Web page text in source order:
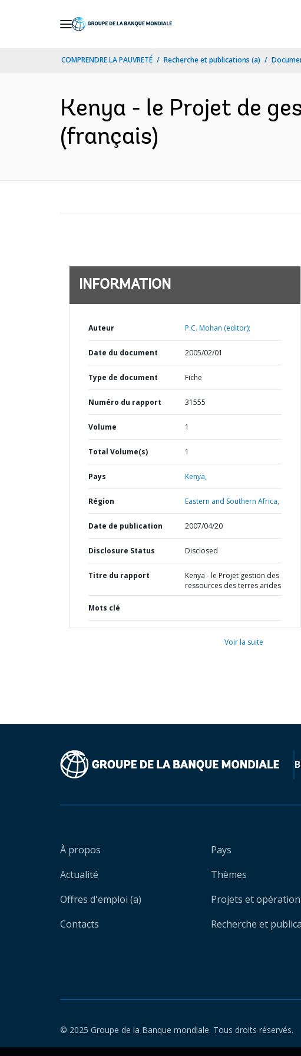
COMPRENDRE LA PAUVRETÉ Recherche et publications (a)
Kenya - le Projet de
(français)
INFORMATION
Auteur P.C. Mohan (editor);
Date du document 2005/02/01
Type de document Fiche
Numéro du rapport 31555
Volume 1
Total Volume(s) 1
Pays Kenya,
Région Eastern and Southern Africa,
Date de publication 2007/04/20
Disclosure Status Disclosed
Titre du rapport
Kenya - le Projet gestion des
ressources des terres arides
Mots clé
Voir la suite
À propos
Actualité
Offres d'emploi (a)
Contacts
Pays
Thèmes
Projets et
Recherche et
© 2025 Groupe de la Banque mondiale. Tous droits réservés.